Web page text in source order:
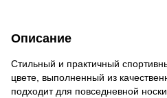
Описание
Стильный и практичный
цвете, выполненный из
подходит для повседневной